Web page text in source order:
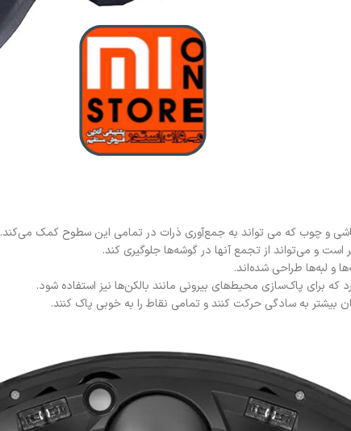
کاشی و چوب که می تواند به جمع‌آوری ذرات در تمامی این سطوح کمک می‌کند.
و می‌تواند از تجمع آنها در گوشه‌ها جلوگیری کند.
و لبه‌ها طراحی شده‌اند.
برای پاک‌سازی محیط‌های بیرونی مانند بالکن‌ها نیز استفاده شود.
بیشتر به سادگی حرکت کنند و تمامی نقاط را به خوبی پاک کنند.